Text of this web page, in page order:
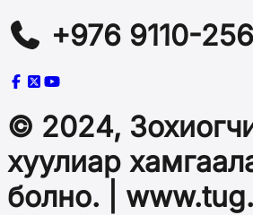
+976 9110-
© 2024,
хуулиар
болно. |